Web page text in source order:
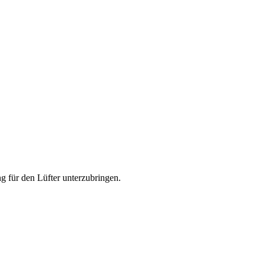
für den Lüfter unterzubringen.